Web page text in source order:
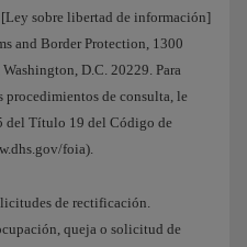
sobre libertad de información]
and Border Protection, 1300
D.C. 20229. Para
de consulta, le
del Título 19 del Código de
foia).
de rectificación.
queja o solicitud de